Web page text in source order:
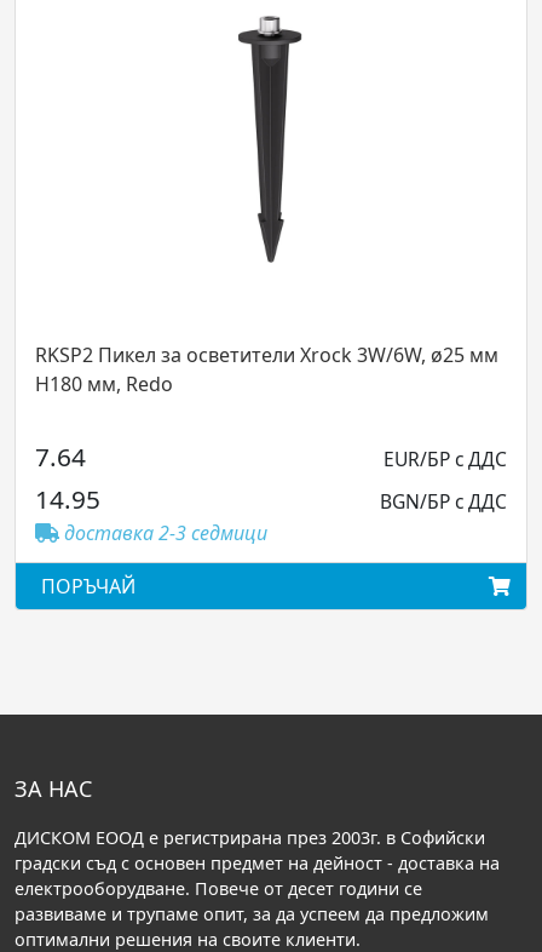
3W/6W, ø25 мм
EUR/БР с ДДС
BGN/БР с ДДС
90649 Градински пикел TORCH,
доставка 2-3 седмици
ЗА НАС
ДИСКОМ ЕООД е регистрирана през 2003г. в Софийски
градски съд с основен предмет на дейност - доставка на
електрооборудване. Повече от десет години се
развиваме и трупаме опит, за да успеем да предложим
оптимални решения на своите клиенти.